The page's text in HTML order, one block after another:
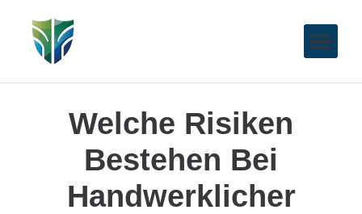
Welche Risiken
Bestehen Bei
Handwerklicher